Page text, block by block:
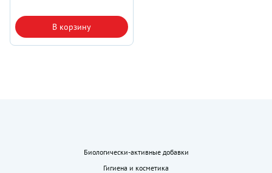
В корзину
Биологически-активные добавки
Гигиена и косметика